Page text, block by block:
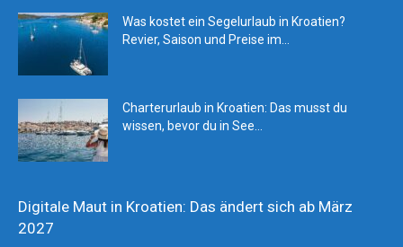
Was kostet ein Segelurlaub in Kroatien?
Revier, Saison und Preise im...
Charterurlaub in Kroatien: Das musst du
wissen, bevor du in See...
Digitale Maut in Kroatien: Das ändert sich ab März
2027